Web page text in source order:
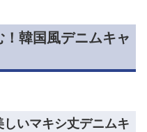
韓国風デニムキャ
いマキシ丈デニムキ